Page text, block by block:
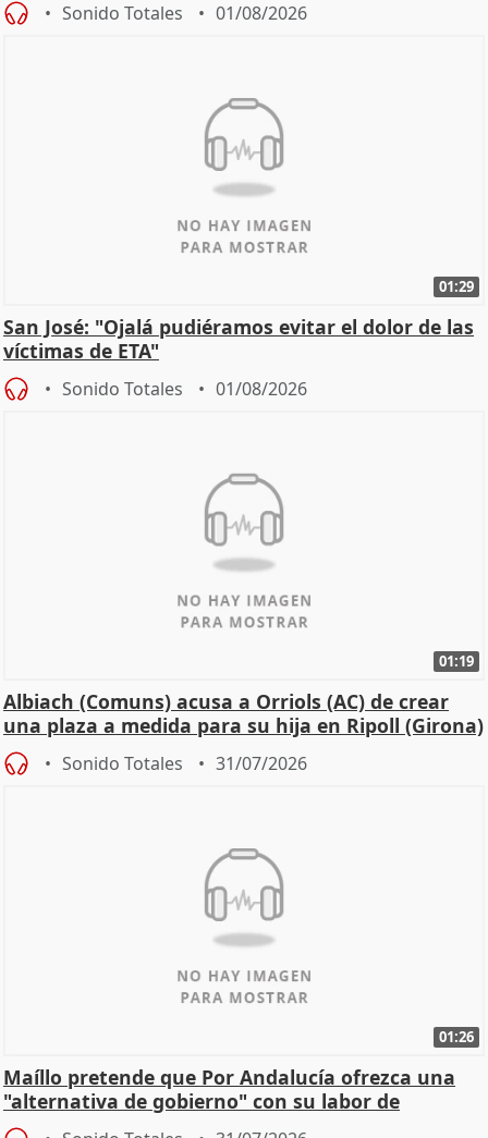
Sonido Totales 01/08/2026
01:29
San José: "Ojalá pudiéramos evitar el dolor de las
víctimas de ETA"
Sonido Totales 01/08/2026
01:19
Albiach (Comuns) acusa a Orriols (AC) de crear
una plaza a medida para su hija en Ripoll (Girona)
Sonido Totales 31/07/2026
01:26
Maíllo pretende que Por Andalucía ofrezca una
"alternativa de gobierno" con su labor de
oposición